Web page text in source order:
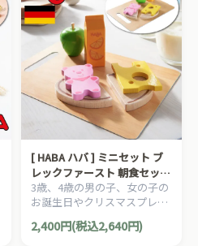
[ HABA ハバ ] ミニセット ブ
レックファースト 朝食セット
ドイツ 3歳 ブラザージョルダ
ン おままごと 食材 ごっこ遊
び サックリ 木製
3歳、4歳の男の子、女の子の
お誕生日やクリスマスプレゼ
ントにおすすめの、HABA ハ
バ社 おままごと ミニセット
2,400円(税込2,640円)